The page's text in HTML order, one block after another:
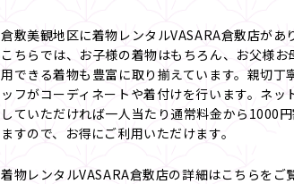
倉敷美観地区に着物レンタルVASARA倉敷店があ
こちらでは、お子様の着物はもちろん、お父様お
用できる着物も豊富に取り揃えています。親切丁
ッフがコーディネートや着付けを行います。ネッ
していただければ一人当たり通常料金から1000
ますので、お得にご利用いただけます。
着物レンタルVASARA倉敷店の詳細はこちらをご